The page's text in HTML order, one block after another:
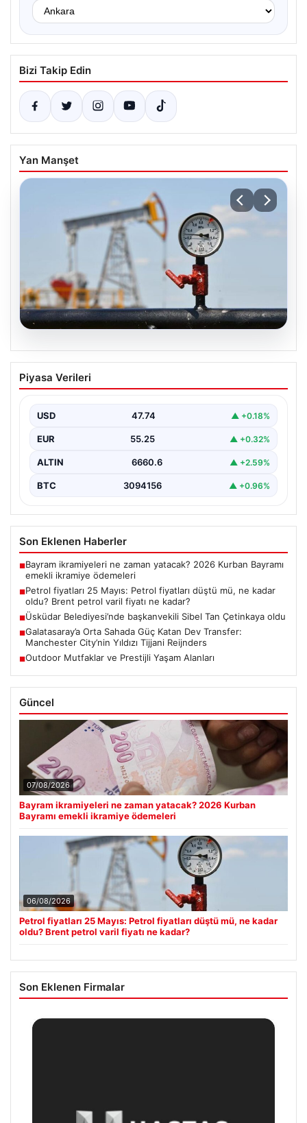
Bizi Takip Edin
Yan Manşet
06.08.2026
Petrol fiyatları 25 Mayıs: Petrol fiyatları
düştü mü, ne kadar oldu? Brent petrol
Piyasa Verileri
USD 47.74 ▲ +0.18%
EUR 55.25 ▲ +0.32%
ALTIN 6660.6 ▲ +2.59%
BTC 3094156 ▲ +0.96%
Son Eklenen Haberler
■Bayram ikramiyeleri ne zaman yatacak? 2026 Kurban Bayramı
emekli ikramiye ödemeleri
■Petrol fiyatları 25 Mayıs: Petrol fiyatları düştü mü, ne kadar
oldu? Brent petrol varil fiyatı ne kadar?
■Üsküdar Belediyesi’nde başkanvekili Sibel Tan Çetinkaya oldu
■Galatasaray’a Orta Sahada Güç Katan Dev Transfer:
Manchester City’nin Yıldızı Tijjani Reijnders
■Outdoor Mutfaklar ve Prestijli Yaşam Alanları
Güncel
07/08/2026
Bayram ikramiyeleri ne zaman yatacak? 2026 Kurban
Bayramı emekli ikramiye ödemeleri
06/08/2026
Petrol fiyatları 25 Mayıs: Petrol fiyatları düştü mü, ne kadar
oldu? Brent petrol varil fiyatı ne kadar?
Son Eklenen Firmalar